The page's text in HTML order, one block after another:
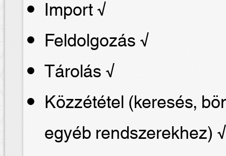
Import √
Feldolgozás √
Tárolás √
Közzététel (keresés,
egyéb rendszerekhez) √